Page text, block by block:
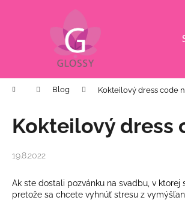
Domov Blog Kokteilový dress code
Kokteilový dress
19.8.2022
Ak ste dostali pozvánku na svadbu, v
pretože sa chcete vyhnúť stresu z
Späť
obchodu
Späť
obchodu